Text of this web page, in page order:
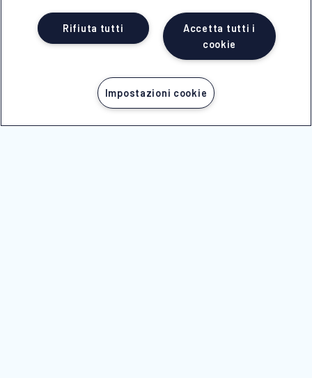
AREA RISERVATA
NOTE LEGALI
Accetta tutti i
cookie
Rifiuta tutti
Impostazioni cookie